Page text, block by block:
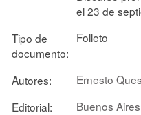
el 23 de
Tipo de
documento:
Folleto
Autores: Ernesto
Editorial:
Buenos